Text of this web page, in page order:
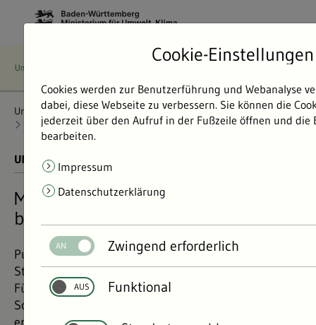
Umweltdaten Bericht: Umweltdaten 2024
Lärm
Lärmmessung
Lärm-Messstationen
UMWELTDATEN BERICHT 2024
Messstationen: Wie laut ist es an
bestimmten Stellen?
Punktuelle Lärmmessungen zeigen, wie laut es an
Straßen, Bahnstrecken oder Flughäfen werden kann.
Für die Beurteilung möglicher Maßnahmen zum
Schutz vor Lärm sind hingegen Berechnungen
Cookie-Einstellungen
Cookies werden zur Benutzerführung und Webanalyse
dabei, diese Webseite zu verbessern. Sie können die
jederzeit über den Aufruf in der Fußzeile öffnen und die
bearbeiten.
Impressum
Datenschutzerklärung
Zwingend erforderlich
Funktional